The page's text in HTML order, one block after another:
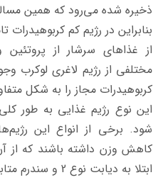
ذخیره شده می‌رود که همین
بنابراین در رژیم‌ کم کربوهیدرات
از غذاهای سرشار از
مختلفی از رژیم‌ لاغری لوکرب
کربوهیدرات مجاز را به شکل
این نوع رژیم غذایی به طور
شود. برخی از انواع این
کاهش وزن داشته باشند که
ابتلا به دیابت نوع 2 و سندرم متابولیک اشاره کرد.